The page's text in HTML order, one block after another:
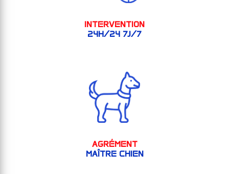
INTERVENTION
24H/24 7J/7
AGRÉMENT
MAÎTRE CHIEN